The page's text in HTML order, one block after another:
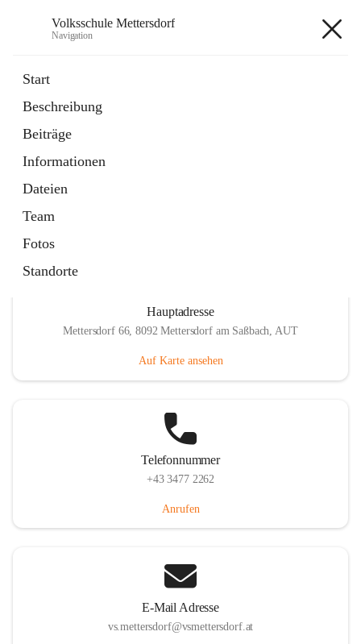
Volksschule Mettersdorf
Navigation
Start
Beschreibung
Beiträge
Informationen
Dateien
Team
Fotos
Standorte
Externe Webseite
in
Tab
Termine
Artikel
öffnet
in
neuem
Tab
Hauptadresse
Mettersdorf 66, 8092 Mettersdorf am Saßbach, AUT
Auf Karte ansehen
Telefonnummer
+43 3477 2262
Anrufen
E-Mail Adresse
vs.mettersdorf@vsmettersdorf.at